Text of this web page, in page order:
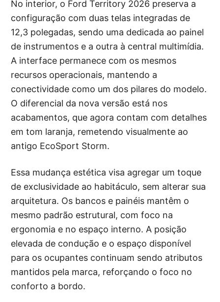
No interior, o Ford Territory 2026 preserva a
configuração com duas telas integradas de
12,3 polegadas, sendo uma dedicada ao painel
de instrumentos e a outra à central multimídia.
A interface permanece com os mesmos
recursos operacionais, mantendo a
conectividade como um dos pilares do modelo.
O diferencial da nova versão está nos
acabamentos, que agora contam com detalhes
em tom laranja, remetendo visualmente ao
antigo EcoSport Storm.
Essa mudança estética visa agregar um toque
de exclusividade ao habitáculo, sem alterar sua
arquitetura. Os bancos e painéis mantêm o
mesmo padrão estrutural, com foco na
ergonomia e no espaço interno. A posição
elevada de condução e o espaço disponível
para os ocupantes continuam sendo atributos
mantidos pela marca, reforçando o foco no
conforto a bordo.